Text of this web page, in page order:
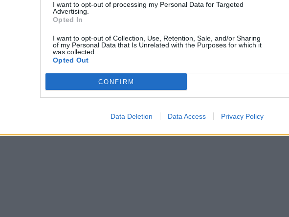
I want to opt-out of processing my Personal Data for Targeted
Advertising.
Opted In
I want to opt-out of Collection, Use, Retention, Sale, and/or Sharing
of my Personal Data that Is Unrelated with the Purposes for which it
was collected.
Opted Out
CONFIRM
Data Deletion Data Access Privacy Policy